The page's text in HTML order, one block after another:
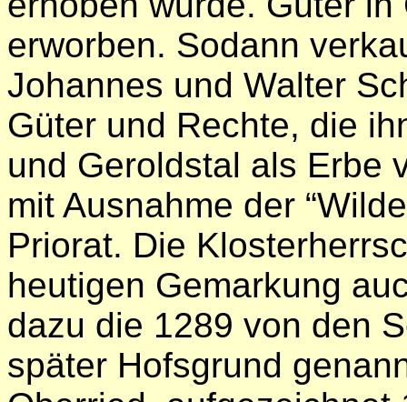
erworben. Sodann
Johannes und Walter
Güter und Rechte, die
und Geroldstal als Erbe
mit Ausnahme der
Priorat. Die
heutigen Gemarkung
dazu die 1289 von den
später Hofsgrund